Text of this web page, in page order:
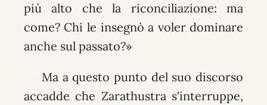
più alto che la riconciliazione: ma
come? Chi le insegnò a voler dominare
anche sul passato?»
Ma a questo punto del suo discorso
accadde che Zarathustra s'interruppe,